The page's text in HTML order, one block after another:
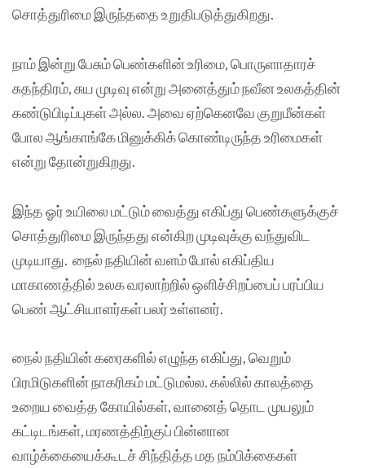
சொத்துரிமை இருந்ததை உறுதிபடுத்துகிறது.
நாம் இன்று பேசும் பெண்களின் உரிமை, பொருளாதாரச்
சுதந்திரம், சுய முடிவு என்று அனைத்தும் நவீன உலகத்தின்
கண்டுபிடிப்புகள் அல்ல. அவை ஏற்கெனவே குறுமீன்கள்
போல ஆங்காங்கே மினுக்கிக் கொண்டிருந்த உரிமைகள்
என்று தோன்றுகிறது.
இந்த ஓர் உயிலை மட்டும் வைத்து எகிப்து பெண்களுக்குச்
சொத்துரிமை இருந்தது என்கிற முடிவுக்கு வந்துவிட
முடியாது. நைல் நதியின் வளம் போல் எகிப்திய
மாகாணத்தில் உலக வரலாற்றில் ஒளிச்சிறப்பைப் பரப்பிய
பெண் ஆட்சியாளர்கள் பலர் உள்ளனர்.
நைல் நதியின் கரைகளில் எழுந்த எகிப்து, வெறும்
பிரமிடுகளின் நாகரிகம் மட்டுமல்ல. கல்லில் காலத்தை
உறைய வைத்த கோயில்கள், வானைத் தொட முயலும்
கட்டிடங்கள், மரணத்திற்குப் பின்னான
வாழ்க்கையைக்கூடச் சிந்தித்த மத நம்பிக்கைகள்